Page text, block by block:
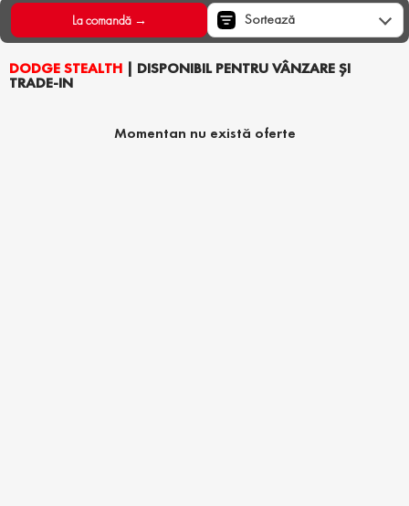
DODGE STEALTH | DISPONIBIL PENTRU VÂNZARE ȘI
TRADE-IN
La comandă → Sortează
Momentan nu există oferte